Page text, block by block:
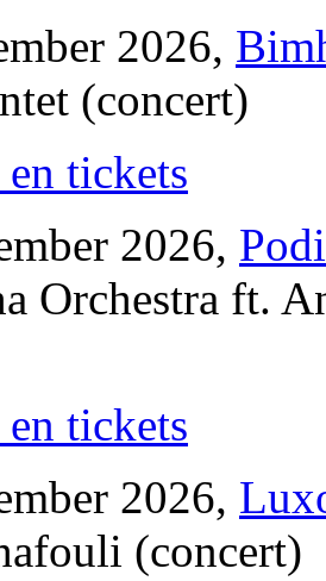
2026,
(concert)
tickets
2026,
Orchestra ft.
tickets
2026,
(concert)